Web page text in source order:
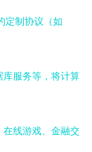
定制协议（如
库服务等，将计算
在线游戏、金融交